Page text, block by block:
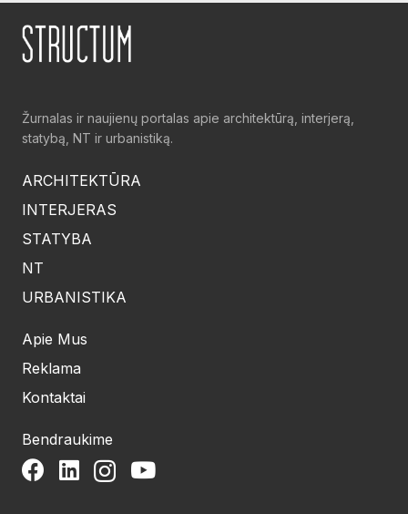
Žurnalas ir naujienų portalas apie architektūrą, interjerą,
statybą, NT ir urbanistiką.
ARCHITEKTŪRA
INTERJERAS
STATYBA
NT
URBANISTIKA
Apie Mus
Reklama
Kontaktai
Bendraukime